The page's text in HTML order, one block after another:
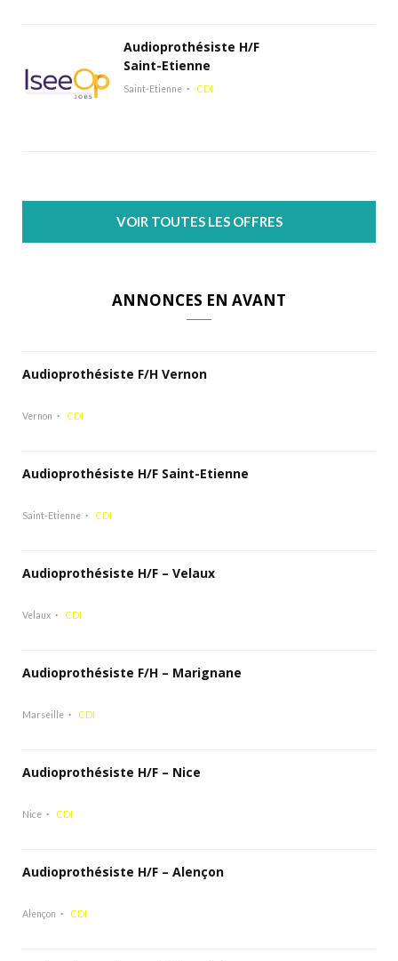
Audioprothésiste H/F
Saint-Etienne
Saint-Etienne CDI
VOIR TOUTES LES OFFRES
ANNONCES EN AVANT
Audioprothésiste F/H Vernon
Vernon CDI
Audioprothésiste H/F Saint-Etienne
Saint-Etienne CDI
Audioprothésiste H/F – Velaux
Velaux CDI
Audioprothésiste F/H – Marignane
Marseille CDI
Audioprothésiste H/F – Nice
Nice CDI
Audioprothésiste H/F – Alençon
Alençon CDI